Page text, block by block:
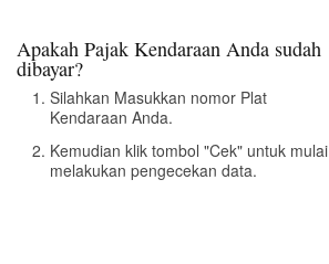
Apakah Pajak Kendaraan Anda sudah
dibayar?
Silahkan Masukkan nomor Plat
Kendaraan Anda.
Kemudian klik tombol "Cek" untuk mulai
melakukan pengecekan data.